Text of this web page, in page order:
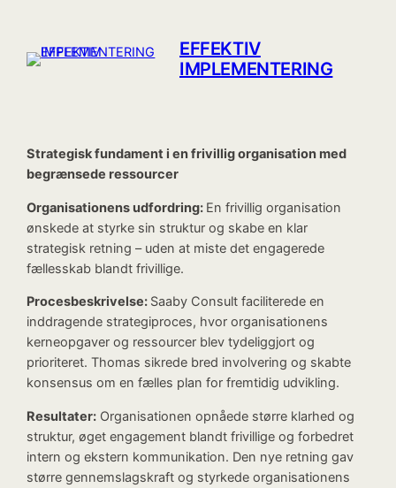
indhold
EFFEKTIV
IMPLEMENTERING
Strategisk fundament i en frivillig organisation med
begrænsede ressourcer
Organisationens udfordring: En frivillig organisation
ønskede at styrke sin struktur og skabe en klar
strategisk retning – uden at miste det engagerede
fællesskab blandt frivillige.
Procesbeskrivelse: Saaby Consult faciliterede en
inddragende strategiproces, hvor organisationens
kerneopgaver og ressourcer blev tydeliggjort og
prioriteret. Thomas sikrede bred involvering og skabte
konsensus om en fælles plan for fremtidig udvikling.
Resultater: Organisationen opnåede større klarhed og
struktur, øget engagement blandt frivillige og forbedret
intern og ekstern kommunikation. Den nye retning gav
større gennemslagskraft og styrkede organisationens